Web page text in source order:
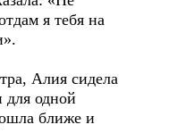
я тебя на
Алия сидела
для одной
ближе и